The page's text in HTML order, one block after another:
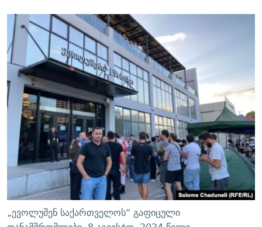
„ევოლუშენ საქართველოს“ გაფიცული